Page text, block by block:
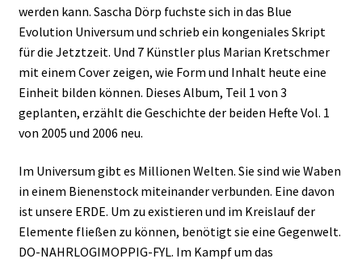
werden kann. Sascha Dörp fuchste sich in das Blue
Evolution Universum und schrieb ein kongeniales Skript
für die Jetztzeit. Und 7 Künstler plus Marian Kretschmer
mit einem Cover zeigen, wie Form und Inhalt heute eine
Einheit bilden können. Dieses Album, Teil 1 von 3
geplanten, erzählt die Geschichte der beiden Hefte Vol. 1
von 2005 und 2006 neu.
Im Universum gibt es Millionen Welten. Sie sind wie Waben
in einem Bienenstock miteinander verbunden. Eine davon
ist unsere ERDE. Um zu existieren und im Kreislauf der
Elemente fließen zu können, benötigt sie eine Gegenwelt.
DO-NAHRLOGIMOPPIG-FYL. Im Kampf um das